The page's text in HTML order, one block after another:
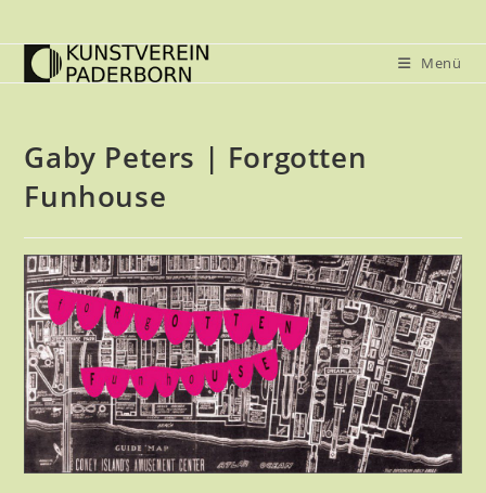
Inhalt
springen
Menü
Gaby Peters | Forgotten
Funhouse